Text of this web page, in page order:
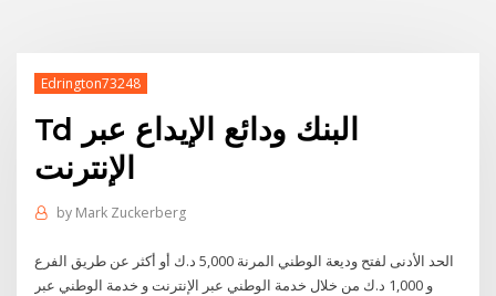
Edrington73248
Td البنك ودائع الإيداع عبر
الإنترنت
by Mark Zuckerberg
الحد الأدنى لفتح وديعة الوطني المرنة 5,000 د.ك أو أكثر عن طريق الفرع
و 1,000 د.ك من خلال خدمة الوطني عبر الإنترنت و خدمة الوطني عبر